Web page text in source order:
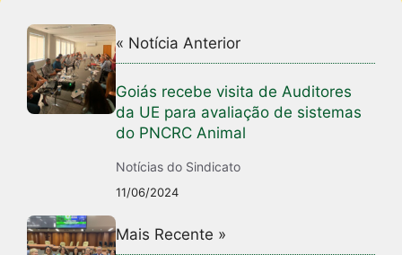
« Notícia Anterior
Goiás recebe visita de Auditores
da UE para avaliação de sistemas
do PNCRC Animal
Notícias do Sindicato
11/06/2024
Mais Recente »